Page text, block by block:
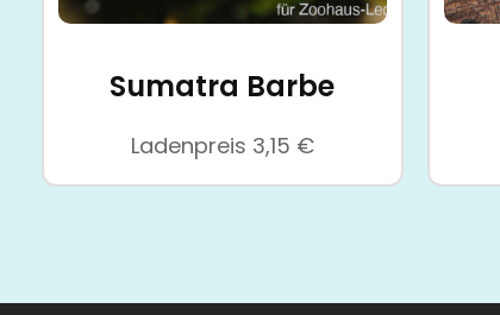
Sumatra Barbe
Ladenpreis 3,15 €